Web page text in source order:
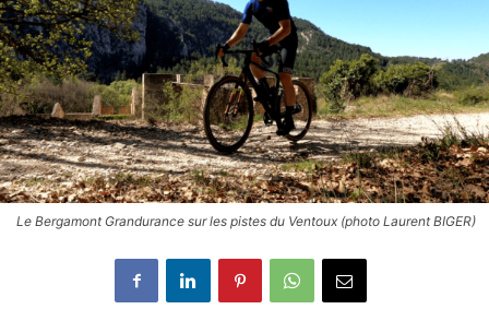
Le Bergamont Grandurance sur les pistes du Ventoux (photo Laurent BIGER)